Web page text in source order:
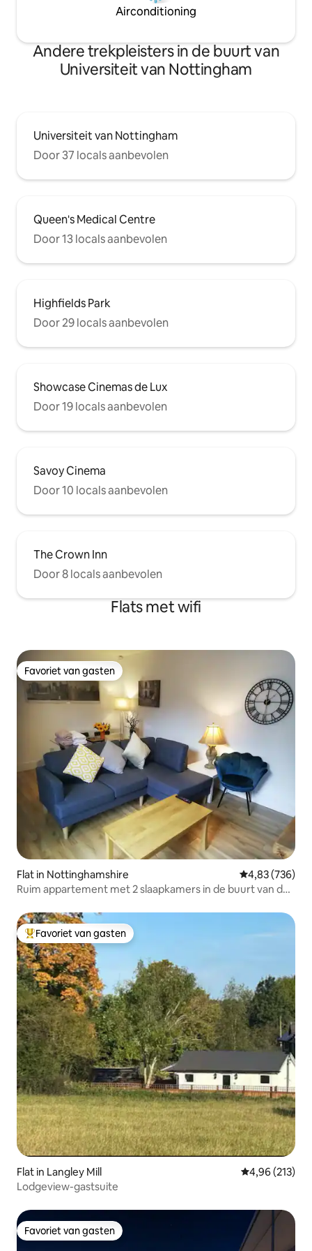
Airconditioning
Andere trekpleisters in de buurt van
Universiteit van Nottingham
Universiteit van Nottingham
Door 37 locals aanbevolen
Queen's Medical Centre
Door 13 locals aanbevolen
Highfields Park
Door 29 locals aanbevolen
Showcase Cinemas de Lux
Door 19 locals aanbevolen
Savoy Cinema
Door 10 locals aanbevolen
The Crown Inn
Door 8 locals aanbevolen
Flats met wifi
Favoriet van gasten
Favoriet van gasten
Flat in Nottinghamshire Gemiddelde
4,83 (736)
Ruim appartement met 2 slaapkamers in de buurt van de
Topfavoriet van gasten
Favoriet van gasten
Flat in Langley Mill Gemiddelde
4,96 (213)
Lodgeview-gastsuite
Favoriet van gasten
Favoriet van gasten